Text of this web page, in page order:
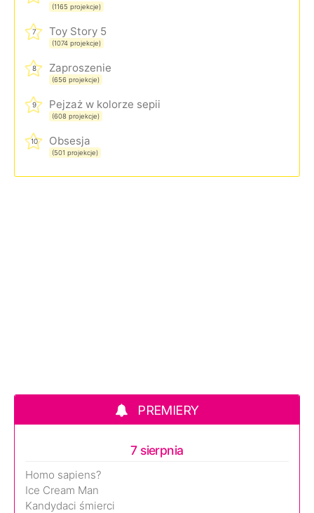
(1165 projekcje)
7 Toy Story 5
(1074 projekcje)
8 Zaproszenie
(656 projekcje)
9 Pejzaż w kolorze sepii
(608 projekcje)
10 Obsesja
(501 projekcje)
PREMIERY
7 sierpnia
Homo sapiens?
Ice Cream Man
Kandydaci śmierci